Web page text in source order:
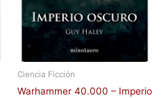
Ciencia Ficción
Warhammer 40.000 – Imperio